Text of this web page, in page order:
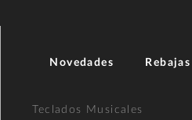
Novedades Rebajas
Teclados Musicales